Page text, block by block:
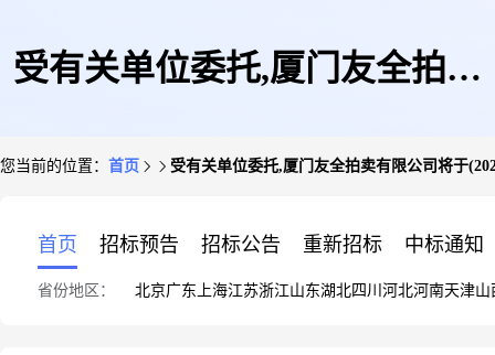
受有关单位委托,厦门友全拍卖
您当前的位置： 首页 受有关单位委托,厦门友全拍卖有限公司将于
首页 招标预告 招标公告 重新招标 中标通知
省份地区： 北京广东 上海江苏浙江山东湖北四川 河北河南天津山